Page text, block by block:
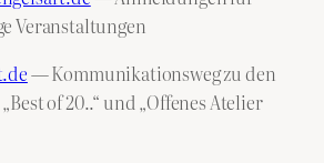
Veranstaltungen
— Kommunikationsweg zu den
of 20..“ und „Offenes Atelier